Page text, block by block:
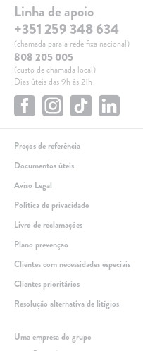
Linha de apoio
+351 259 348 634
(chamada para a rede fixa nacional)
808 205 005
(custo de chamada local)
Dias úteis das 9h às 21h
Preços de referência
Documentos úteis
Aviso Legal
Política de privacidade
Livro de reclamações
Plano prevenção
Clientes com necessidades especiais
Clientes prioritários
Resolução alternativa de litígios
Uma empresa do grupo